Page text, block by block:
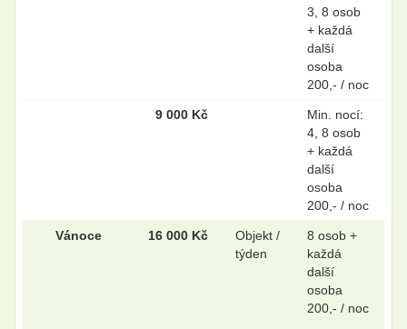
3, 8 osob
+ každá
další
osoba
200,- / noc
9 000 Kč
Min. nocí:
4, 8 osob
+ každá
další
osoba
200,- / noc
Vánoce 16 000 Kč
Objekt /
týden
8 osob +
každá
další
osoba
200,- / noc